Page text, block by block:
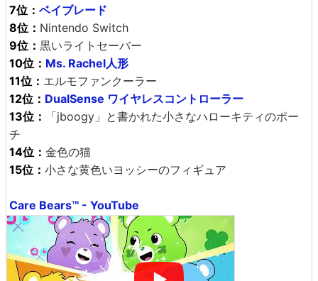
7位： ベイブレード
8位： Nintendo Switch
9位： 黒いライトセーバー
10位： Ms. Rachel人形
11位： エルモファンクーラー
12位： DualSense ワイヤレスコントローラー
13位：
「jboogy」と書かれた小さなハローキティのポー
チ
14位： 金色の猫
15位： 小さな黄色いヨッシーのフィギュア
Care Bears™ - YouTube